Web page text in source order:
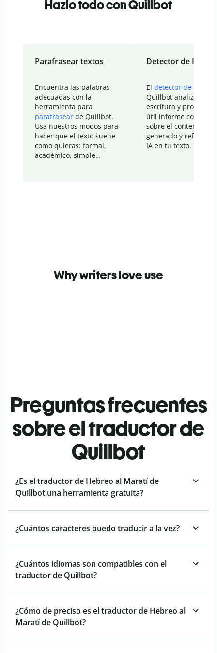
Hazlo todo con Quillbot
Parafrasear textos
Encuentra las palabras
adecuadas con la
herramienta para
parafrasear de Quillbot.
Usa nuestros modos para
hacer que el texto suene
como quieras: formal,
académico, simple…
Detector de IA
El detector de IA
Quillbot analiza tu
escritura y
útil informe con
sobre el contenido
generado y refinado
IA en tu texto.
Why writers love use
Preguntas frecuentes
sobre el traductor de
Quillbot
¿Es el traductor de Hebreo al Maratí de
Quillbot una herramienta gratuita?
¿Cuántos caracteres puedo traducir a la vez?
¿Cuántos idiomas son compatibles con el
traductor de Quillbot?
¿Cómo de preciso es el traductor de Hebreo al
Maratí de Quillbot?